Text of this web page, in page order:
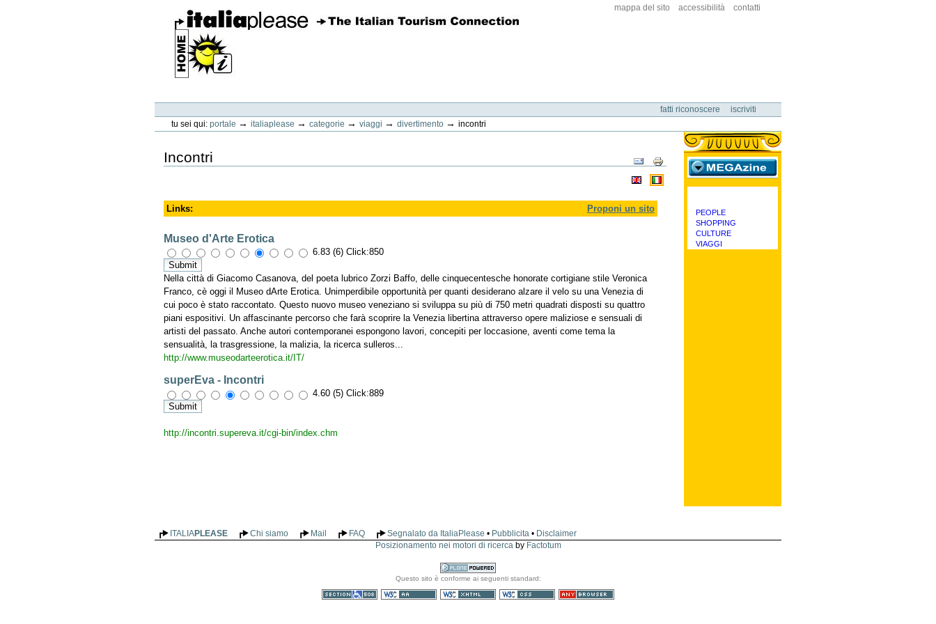
contenuti.
Spostati
navigazione
mappa del sito accessibilità contatti
personali
fatti riconoscere
iscriviti
tu sei qui: portale → italiaplease → categorie → viaggi → divertimento → incontri
Azioni
sul
documento
Incontri
Links: Proponi un sito
Museo d'Arte Erotica
6.83 (6) Click:850
Nella città di Giacomo Casanova, del poeta lubrico Zorzi Baffo, delle cinquecentesche honorate cortigiane stile Veronica
Franco, cè oggi il Museo dArte Erotica. Unimperdibile opportunità per quanti desiderano alzare il velo su una Venezia di
cui poco è stato raccontato. Questo nuovo museo veneziano si sviluppa su più di 750 metri quadrati disposti su quattro
piani espositivi. Un affascinante percorso che farà scoprire la Venezia libertina attraverso opere maliziose e sensuali di
artisti del passato. Anche autori contemporanei espongono lavori, concepiti per loccasione, aventi come tema la
sensualità, la trasgressione, la malizia, la ricerca sulleros...
http://www.museodarteerotica.it/IT/
superEva - Incontri
4.60 (5) Click:889
http://incontri.supereva.it/cgi-bin/index.chm
categorie
PEOPLE
SHOPPING
CULTURE
VIAGGI
ITALIAPLEASE Chi siamo Mail FAQ Segnalato da ItaliaPlease • Pubblicita • Disclaimer
Posizionamento nei motori di ricerca by Factotum
Realizzato
con Plone
Questo sito è conforme ai seguenti standard: